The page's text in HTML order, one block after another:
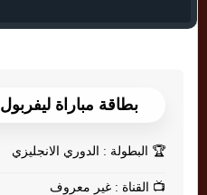
بطاقة مباراة ليفربول Vs ايفرتون
🏆 البطولة : الدوري الانجليزي
📺 القناة : غير معروف